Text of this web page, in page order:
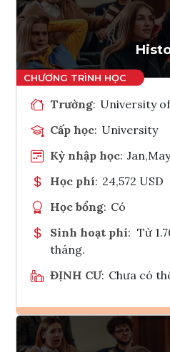
Trường: University
Cấp học: University
Kỳ nhập học:
Học phí: 24,572 USD
Học bổng: Có
Sinh hoạt phí: Từ
tháng.
ĐỊNH CƯ: Chưa có